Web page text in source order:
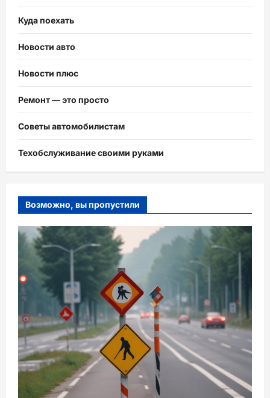
Куда поехать
Новости авто
Новости плюс
Ремонт — это просто
Советы автомобилистам
Техобслуживание своими руками
Возможно, вы пропустили